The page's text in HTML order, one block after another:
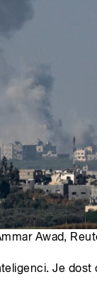
Awad,
Je dost